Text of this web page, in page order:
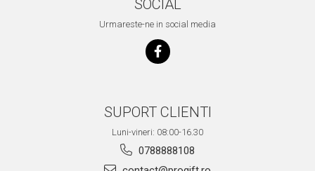
SOCIAL
Urmareste-ne in social media
SUPORT CLIENTI
Luni-vineri: 08:00-16.30
0788888108